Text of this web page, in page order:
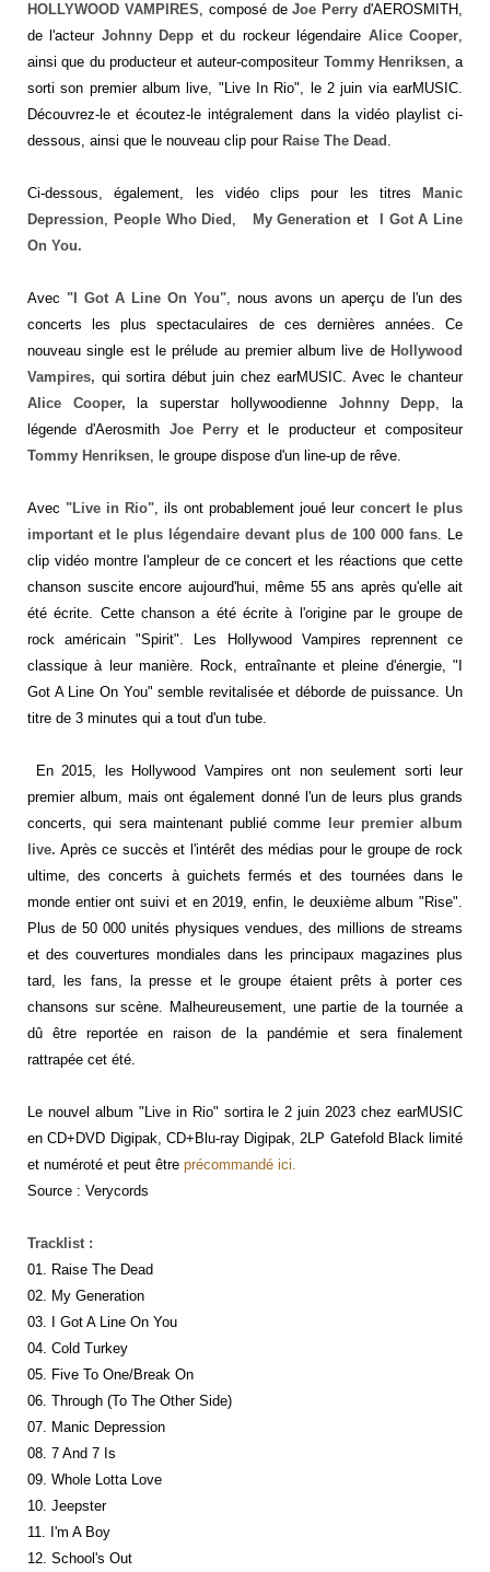
HOLLYWOOD VAMPIRES , composé deJoe Perry d'AEROSMITH,
de l'acteur Johnny Depp et du rockeur légendaire Alice Cooper
ainsi que du producteur et auteur-compositeur Tommy Henriksen, a
sorti son premier album live, "Live In Rio", le 2 juin via earMUSIC.
Découvrez-le et écoutez-le intégralement dans la vidéo playlist ci-
dessous, ainsi que le nouveau clip pourRaise The Dead
Ci-dessous, également, les vidéo clips pour les titres
Manic
Depression
People Who Died My Generation et
I Got A Line
On You.
Avec "I Got A Line On You" , nous avons un aperçu de l'un des
concerts les plus spectaculaires de ces dernières années. Ce
nouveau single est le prélude au premier album live de Hollywood
Vampires, qui sortira début juin chez earMUSIC. Avec le chanteur
Alice Cooper, la superstar hollywoodienne Johnny Depp , la
légende d'Aerosmith Joe Perryet le producteur et compositeur
Tommy Henriksen , le groupe dispose d'un line-up de rêve.
Avec "Live in Rio" , ils ont probablement joué leur concert le plus
important et le plus légendaire devant plus de 100 000 fans . Le
clip vidéo montre l'ampleur de ce concert et les réactions que cette
chanson suscite encore aujourd'hui, même 55 ans après qu'elle ait
été écrite. Cette chanson a été écrite à l'origine par le groupe de
rock américain "Spirit". Les Hollywood Vampires reprennent ce
classique à leur manière. Rock, entraînante et pleine d'énergie, "I
Got A Line On You" semble revitalisée et déborde de puissance. Un
titre de 3 minutes qui a tout d'un tube.
En 2015, les Hollywood Vampires ont non seulement sorti leur
premier album, mais ont également donné l'un de leurs plus grands
concerts, qui sera maintenant publié comme
leur premier album
live. Après ce succès et l'intérêt des médias pour le groupe de rock
ultime, des concerts à guichets fermés et des tournées dans le
monde entier ont suivi et en 2019, enfin, le deuxième album "Rise".
Plus de 50 000 unités physiques vendues, des millions de streams
et des couvertures mondiales dans les principaux magazines plus
tard, les fans, la presse et le groupe étaient prêts à porter ces
chansons sur scène. Malheureusement, une partie de la tournée a
dû être reportée en raison de la pandémie et sera finalement
rattrapée cet été.
Le nouvel album "Live in Rio" sortira le 2 juin 2023 chez earMUSIC
en CD+DVD Digipak, CD+Blu-ray Digipak, 2LP Gatefold Black limité
et numéroté et peut être précommandé ici.
Source : Verycords
Tracklist :
01. Raise The Dead
02. My Generation
03. I Got A Line On You
04. Cold Turkey
05. Five To One/Break On
06. Through (To The Other Side)
07. Manic Depression
08. 7 And 7 Is
09. Whole Lotta Love
10. Jeepster
11. I'm A Boy
12. School's Out